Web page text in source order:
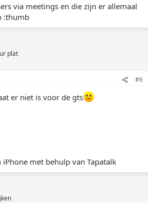
via meetings en die zijn er allemaal
:thumb
plat
#6
er niet is voor de gts
met behulp van Tapatalk